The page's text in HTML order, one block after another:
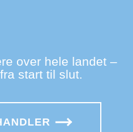
over hele landet –
start til slut.